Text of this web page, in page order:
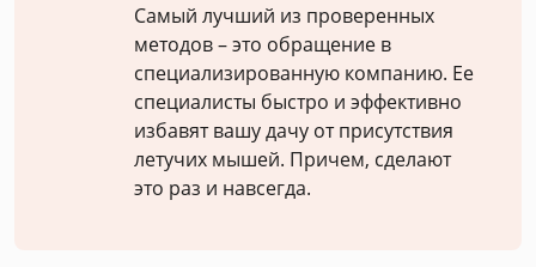
Самый лучший из проверенных
методов – это обращение в
специализированную компанию. Ее
специалисты быстро и эффективно
избавят вашу дачу от присутствия
летучих мышей. Причем, сделают
это раз и навсегда.